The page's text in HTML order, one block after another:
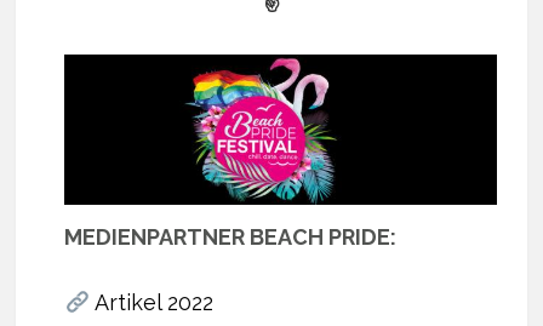
MEDIENPARTNER BEACH PRIDE:
Artikel 2022